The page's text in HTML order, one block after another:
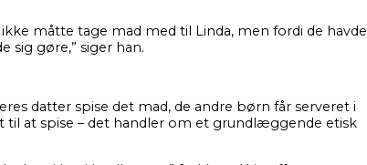
måtte tage mad med til Linda, men fordi de havde
sig gøre,” siger han.
datter spise det mad, de andre børn får serveret i
at spise – det handler om et grundlæggende etisk